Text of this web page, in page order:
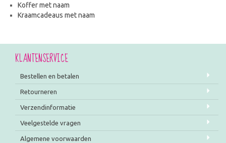
Koffer met naam
Kraamcadeaus met naam
KLANTENSERVICE
Bestellen en betalen
Retourneren
Verzendinformatie
Veelgestelde vragen
Algemene voorwaarden